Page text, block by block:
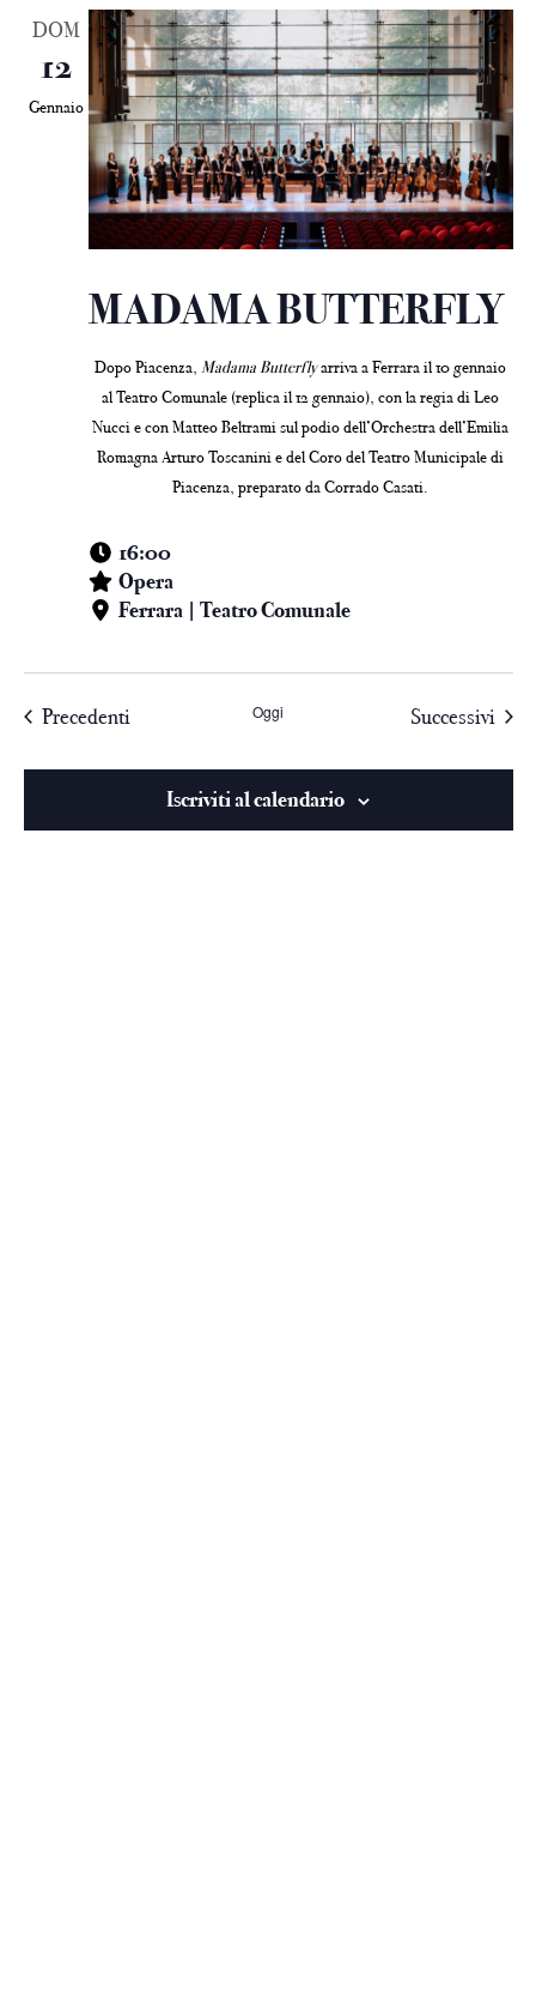
DOM
12
Gennaio
MADAMA BUTTERFLY
Dopo Piacenza, Madama Butterflyarriva a Ferrara il 10 gennaio
al Teatro Comunale (replica il 12 gennaio), con la regia di Leo
Nucci e con Matteo Beltrami sul podio dell’Orchestra dell’Emilia
Romagna Arturo Toscanini e del Coro del Teatro Municipale di
Piacenza, preparato da Corrado Casati.
16:00
Opera
Ferrara | Teatro Comunale
Precedenti Oggi Successivi
Iscriviti al calendario